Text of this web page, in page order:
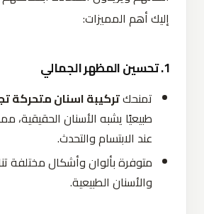
إليك أهم المميزات:
1. تحسين المظهر الجمالي
تمنحكتركيبة اسنان متحركة
طبيعيًا يشبه الأسنان الحقيقية،
عند الابتساموالتحدث.
متوفرةبألوانوأشكالمختلفة
والأسنان الطبيعية.